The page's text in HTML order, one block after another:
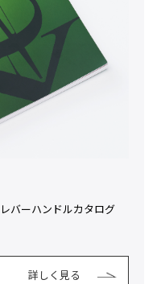
バーハンドルカタログ
詳しく見る